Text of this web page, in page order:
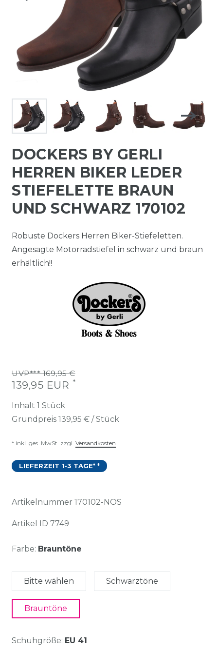
DOCKERS BY GERLI
HERREN BIKER LEDER
STIEFELETTE BRAUN
UND SCHWARZ 170102
Robuste Dockers Herren Biker-Stiefeletten.
Angesagte Motorradstiefel in schwarz und braun
erhältlich!!
UVP*** 169,95 €
139,95 EUR *
Inhalt 1 Stück
Grundpreis 139,95 € / Stück
* inkl. ges. MwSt. zzgl. Versandkosten
LIEFERZEIT 1-3 TAGE* *
Artikelnummer 170102-NOS
Artikel ID 7749
Farbe: Brauntöne
Bitte wählen Schwarztöne
Brauntöne
Schuhgröße: EU 41